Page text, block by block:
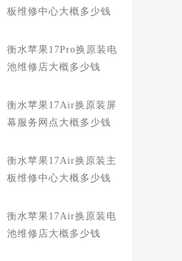
板维修中心大概多少钱
衡水苹果17Pro换原装电
池维修店大概多少钱
衡水苹果17Air换原装屏
幕服务网点大概多少钱
衡水苹果17Air换原装主
板维修中心大概多少钱
衡水苹果17Air换原装电
池维修店大概多少钱